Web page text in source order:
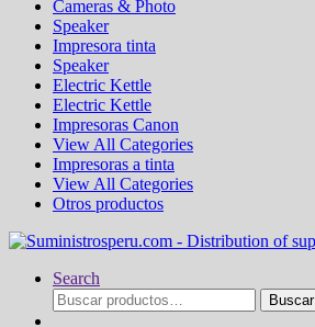
Cameras & Photo
Speaker
Impresora tinta
Speaker
Electric Kettle
Electric Kettle
Impresoras Canon
View All Categories
Impresoras a tinta
View All Categories
Otros productos
Search
Buscar
por:
Buscar